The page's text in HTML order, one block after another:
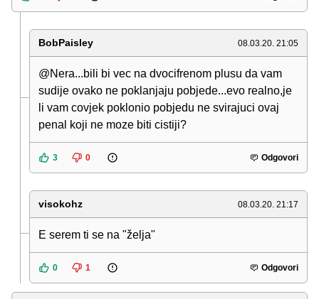
BobPaisley 08.03.20. 21:05
@Nera...bili bi vec na dvocifrenom plusu da vam
sudije ovako ne poklanjaju pobjede...evo realno,je
li vam covjek poklonio pobjedu ne svirajuci ovaj
penal koji ne moze biti cistiji?
3 0 Odgovori
visokohz 08.03.20. 21:17
E serem ti se na "želja"
0 1 Odgovori